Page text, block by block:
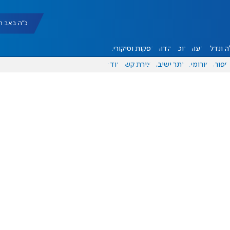
כ"ה באב תשפ"ו
ונדל"ן דעות אוכל יהדות הפקות וסיקורים
ספורט פורומים אתר ישיבה יצירת קשר עוד